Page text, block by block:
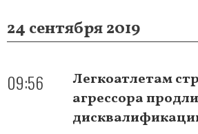
24 сентября 2019
09:56
Легкоатлетам
агрессора